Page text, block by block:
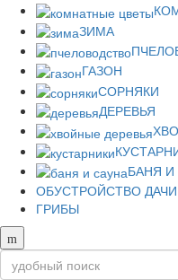
ЗИМА
ГАЗОН
СОРНЯКИ
ДЕРЕВЬЯ
БАНЯ И
ОБУСТРОЙСТВО ДАЧИ
ГРИБЫ